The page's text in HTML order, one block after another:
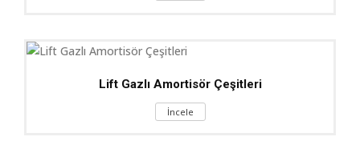
Lift Gazlı Amortisör Çeşitleri
İncele